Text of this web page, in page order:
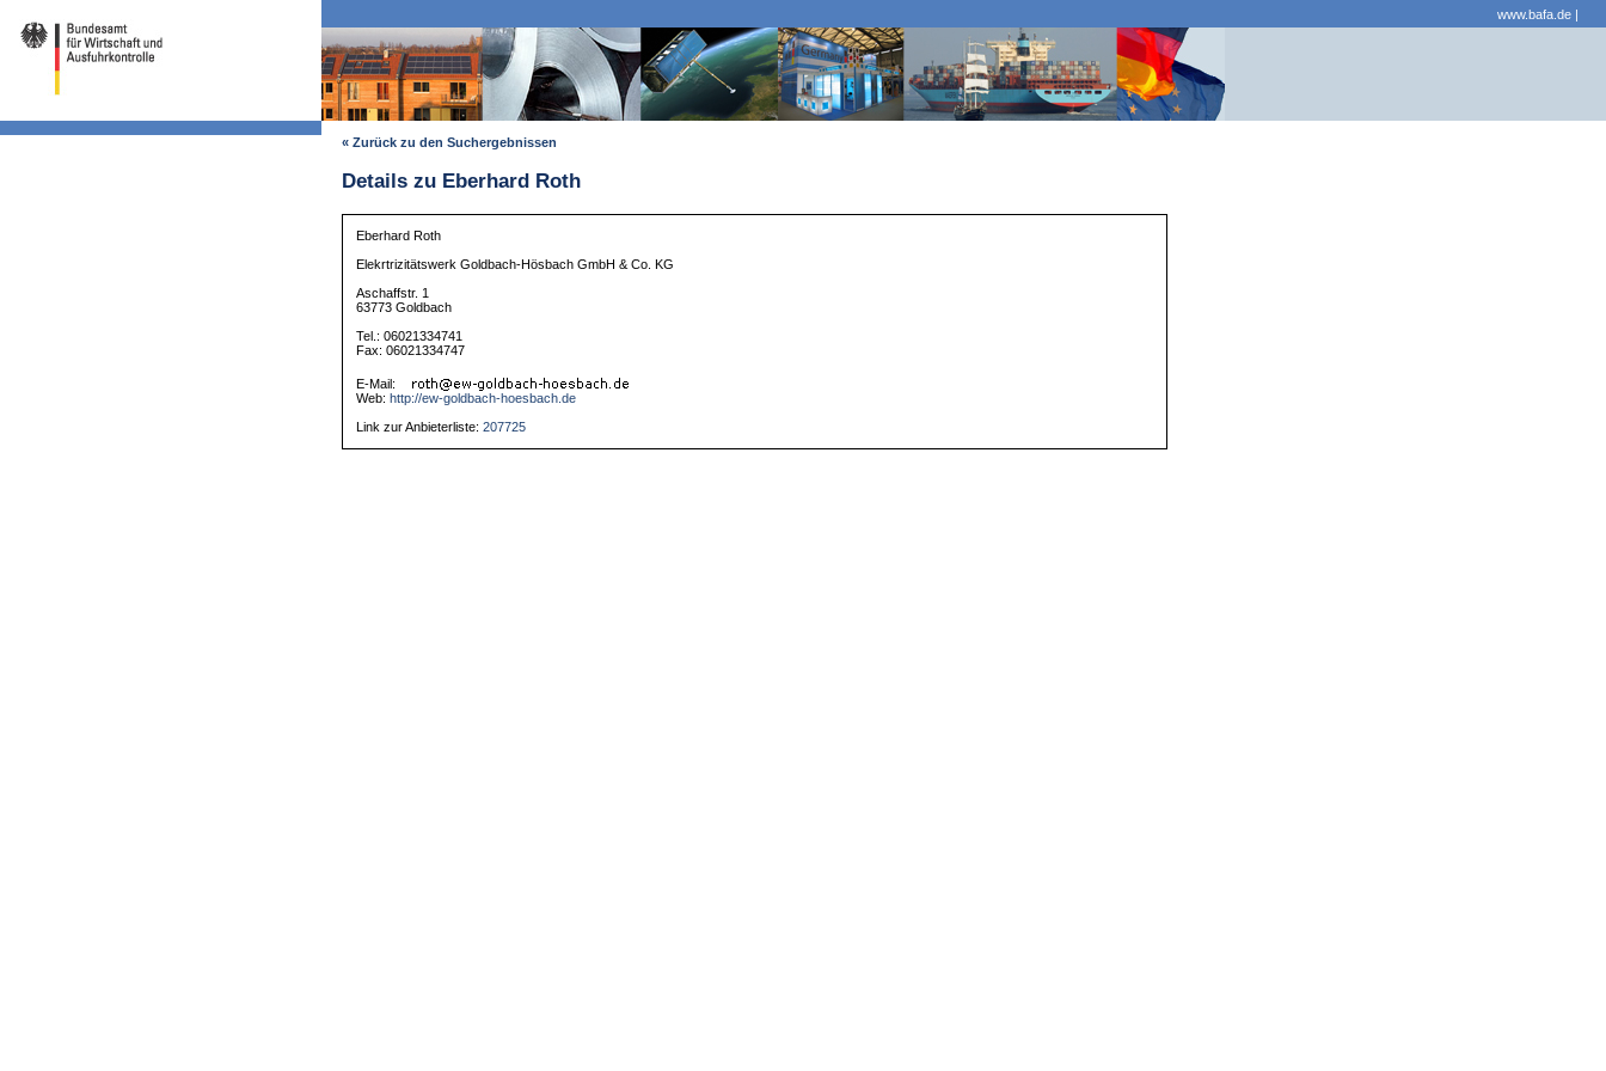
www.bafa.de |
« Zurück zu den Suchergebnissen
Details zu Eberhard Roth
Eberhard Roth
Elekrtrizitätswerk Goldbach-Hösbach GmbH & Co. KG
Aschaffstr. 1
63773 Goldbach
Tel.: 06021334741
Fax: 06021334747
E-Mail:
Web: http://ew-goldbach-hoesbach.de
Link zur Anbieterliste:207725